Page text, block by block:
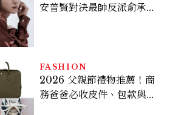
安普賢對決最帥反派俞承
多大？
FASHION
2026 父親節禮物推薦！商
務爸爸必收皮件、包款與鞋